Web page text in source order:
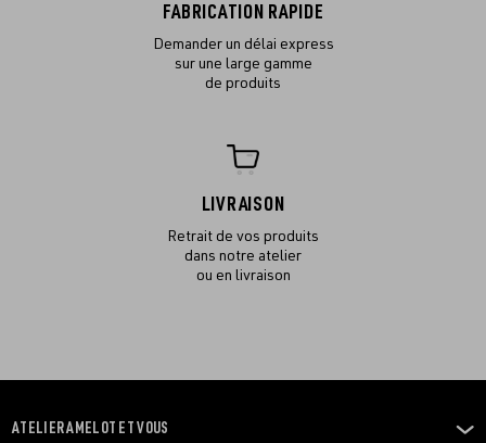
FABRICATION RAPIDE
Demander un délai express
sur une large gamme
de produits
LIVRAISON
Retrait de vos produits
dans notre atelier
ou en livraison
OUVRIR
ATELIER AMELOT ET VOUS